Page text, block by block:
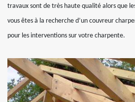
travaux sont de très haute qualité alors que
vous êtes à la recherche d’un couvreur
pour les interventions sur votre charpente.